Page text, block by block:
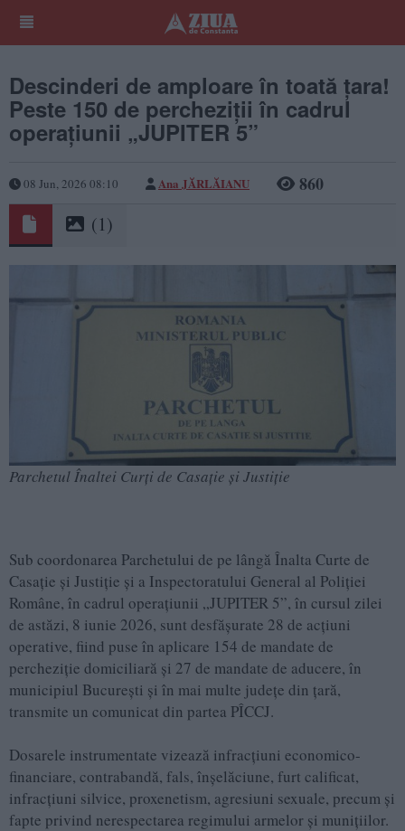
Descinderi de amploare în toată țara!
Peste 150 de percheziții în cadrul
operațiunii „JUPITER 5”
08 Jun, 2026 08:10 Ana JĂRLĂIANU 860
(1)
Parchetul Înaltei Curți de Casație și Justiție
Sub coordonarea Parchetului de pe lângă Înalta Curte de
Casație și Justiție și a Inspectoratului General al Poliției
Române, în cadrul operațiunii „JUPITER 5”, în cursul zilei
de astăzi, 8 iunie 2026, sunt desfășurate 28 de acțiuni
operative, fiind puse în aplicare 154 de mandate de
percheziție domiciliară și 27 de mandate de aducere, în
municipiul București și în mai multe județe din țară,
transmite un comunicat din partea PÎCCJ.
Dosarele instrumentate vizează infracțiuni economico-
financiare, contrabandă, fals, înșelăciune, furt calificat,
infracțiuni silvice, proxenetism, agresiuni sexuale, precum și
fapte privind nerespectarea regimului armelor și munițiilor.